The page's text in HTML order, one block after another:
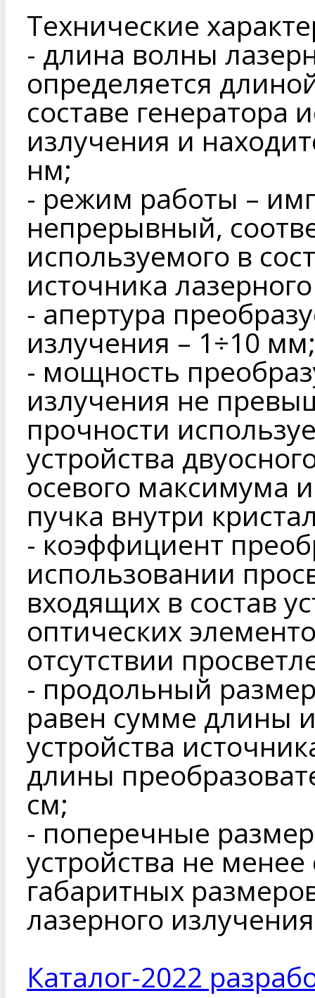
Технические
- длина волны
определяется
составе генератора
излучения и
нм;
- режим работы –
непрерывный,
используемого в
источника
- апертура
излучения – 1÷10 мм;
- мощность
излучения не
прочности
устройства
осевого максимума
пучка внутри
- коэффициент
использовании
входящих в состав
оптических
отсутствии
- продольный
равен сумме длины
устройства
длины
см;
- поперечные
устройства не
габаритных
лазерного
Каталог-2022